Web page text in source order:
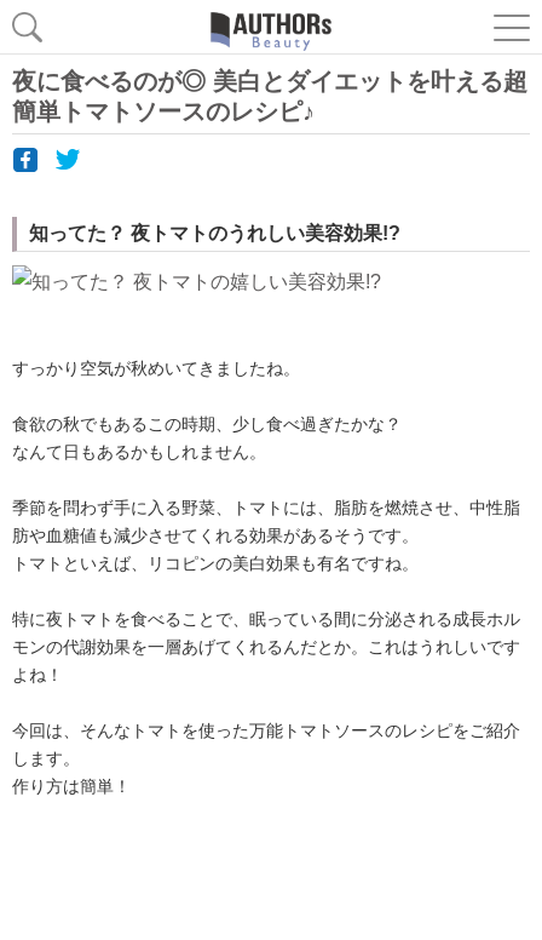
夜に食べるのが◎ 美白とダイエットを叶える超
簡単トマトソースのレシピ♪
知ってた？ 夜トマトのうれしい美容効果!?
すっかり空気が秋めいてきましたね。
食欲の秋でもあるこの時期、少し食べ過ぎたかな？
なんて日もあるかもしれません。
季節を問わず手に入る野菜、トマトには、脂肪を燃焼させ、中性脂
肪や血糖値も減少させてくれる効果があるそうです。
トマトといえば、リコピンの美白効果も有名ですね。
特に夜トマトを食べることで、眠っている間に分泌される成長ホル
モンの代謝効果を一層あげてくれるんだとか。これはうれしいです
よね！
今回は、そんなトマトを使った万能トマトソースのレシピをご紹介
します。
作り方は簡単！